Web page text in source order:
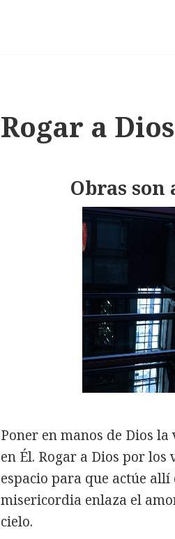
Rogar a Dios
Obras son
Poner en manos de Dios
en Él. Rogar a Dios por
espacio para que actúe
misericordia enlaza el
cielo.